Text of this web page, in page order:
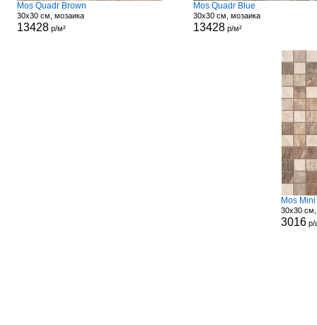
Mos Quadr Brown
30x30 см, мозаика
13428р/м²
Mos Quadr Blue
30x30 см, мозаика
13428р/м²
Mos
30x30
3016 р/